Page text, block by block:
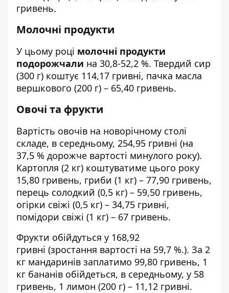
гривень.
Молочні продукти
У цьому році молочні продукти
подорожчали на 30,8-52,2 %. Твердий сир
(300 г) коштує 114,17 гривні, пачка масла
вершкового (200 г) – 65,40 гривень.
Овочі та фрукти
Вартість овочів на новорічному столі
складе, в середньому, 254,95 гривні (на
37,5 % дорожче вартості минулого року).
Картопля (2 кг) коштуватиме цього року
15,80 гривень, гриби (1 кг) – 77,90 гривень,
перець солодкий (0,5 кг) – 59,50 гривень,
огірки свіжі (0,5 кг) – 34,75 гривні,
помідори свіжі (1 кг) – 67 гривень.
Фрукти обійдуться у 168,92
гривні (зростання вартості на 59,7 %.). За 2
кг мандаринів заплатимо 99,80 гривень, 1
кг бананів обійдеться, в середньому, у 58
гривень, 1 лимон (200 г) – 11,12 гривні.